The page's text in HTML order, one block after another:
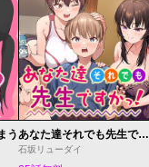
う あなた達それでも先生ですかっ！
石坂リューダイ